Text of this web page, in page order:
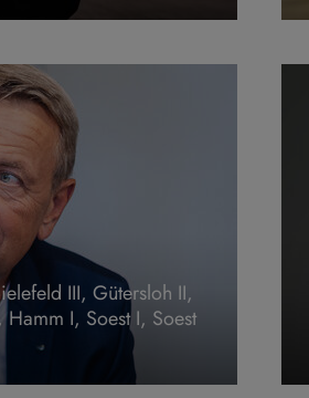
III, Gütersloh II,
I, Soest I, Soest